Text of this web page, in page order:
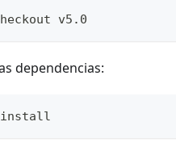
v5.0
dependencias:
install